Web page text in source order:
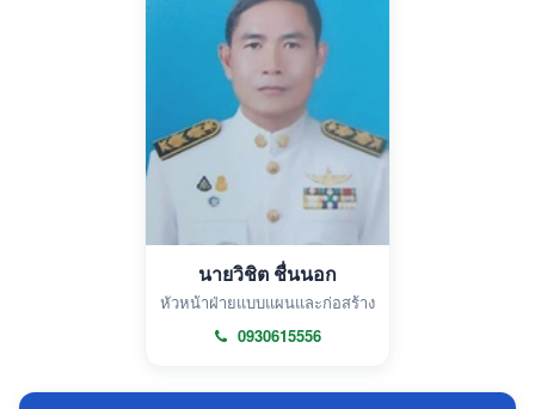
นายวิชิต ชื่นนอก
หัวหน้าฝ่ายแบบแผนและก่อสร้าง
0930615556